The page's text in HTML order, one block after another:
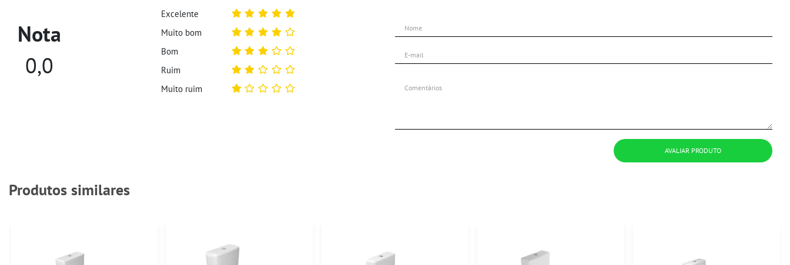
AVALIAR PRODUTO
Nota
0,0
Excelente
Muito bom
Bom
Ruim
Muito ruim
Produtos similares